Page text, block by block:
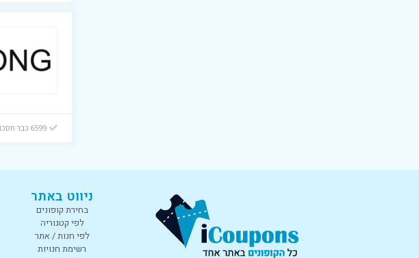
ניווט באתר
בחירת קופונים
לפי קטגוריה
לפי חנות / אתר
רשימת חנויות